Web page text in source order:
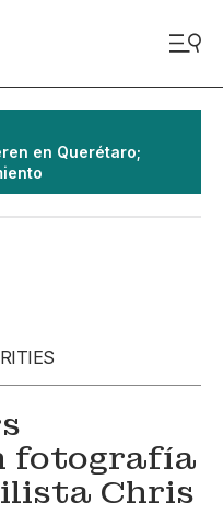
en Querétaro;
fotografía
Chris